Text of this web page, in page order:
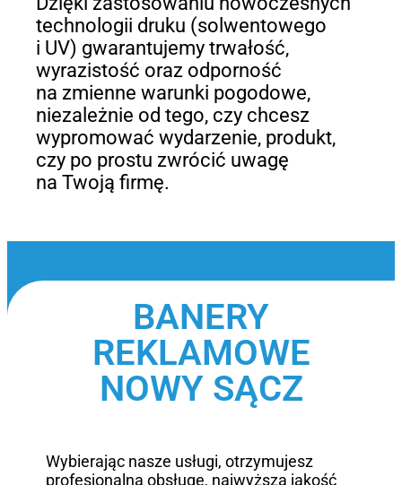
technologii druku (solwentowego
i UV) gwarantujemy trwałość,
wyrazistość oraz odporność
na zmienne warunki pogodowe,
niezależnie od tego, czy chcesz
wypromować wydarzenie, produkt,
czy po prostu zwrócić uwagę
na Twoją firmę.
BANERY
REKLAMOWE
NOWY SĄCZ
Wybierając nasze usługi, otrzymujesz
profesjonalną obsługę, najwyższą jakość